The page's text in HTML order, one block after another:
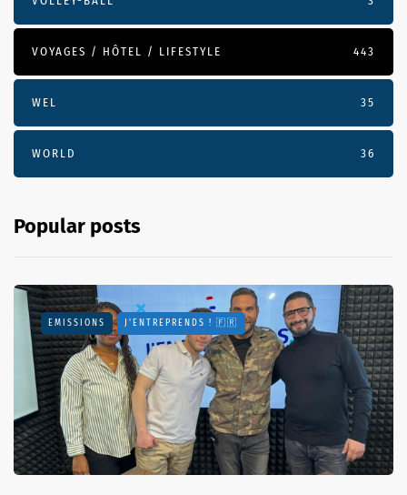
VOYAGES / HÔTEL / LIFESTYLE 443
WEL 35
WORLD 36
Popular posts
EMISSIONS J'ENTREPRENDS ! 🇫🇷